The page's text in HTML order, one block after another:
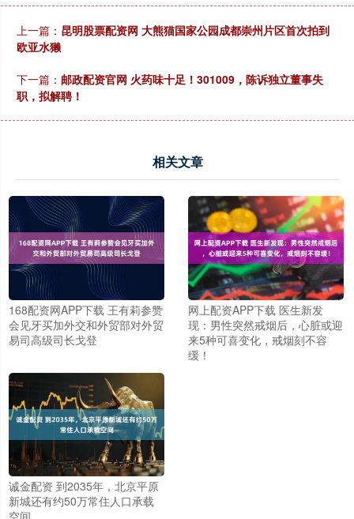
上一篇： 昆明股票配资网 大熊猫国家公园成都崇州片区首次拍到
欧亚水獭
下一篇： 邮政配资官网 火药味十足！301009，陈诉独立董事失
职，拟解聘！
相关文章
168配资网APP下载 王有莉参赞
会见牙买加外交和外贸部对外贸
易司高级司长戈登
网上配资APP下载 医生新发
现：男性突然戒烟后，心脏或迎
来5种可喜变化，戒烟刻不容
缓！
诚金配资 到2035年，北京平原
新城还有约50万常住人口承载
空间